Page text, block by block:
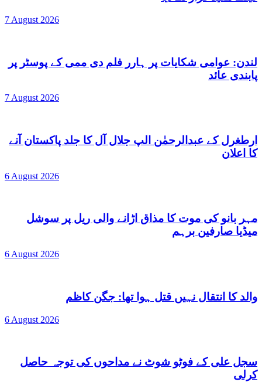
7 August 2026
لندن: عوامی شکایات پر ہارر فلم دی ممی کے پوسٹر پر
پابندی عائد
7 August 2026
ارطغرل کے عبدالرحمٰن الپ جلال آل کا جلد پاکستان آنے
کا اعلان
6 August 2026
مہر بانو کی موت کا مذاق اڑانے والی ریل پر سوشل
میڈیا صارفین برہم
6 August 2026
والد کا انتقال نہیں قتل ہوا تھا: جگن کاظم
6 August 2026
سجل علی کے فوٹو شوٹ نے مداحوں کی توجہ حاصل
کرلی